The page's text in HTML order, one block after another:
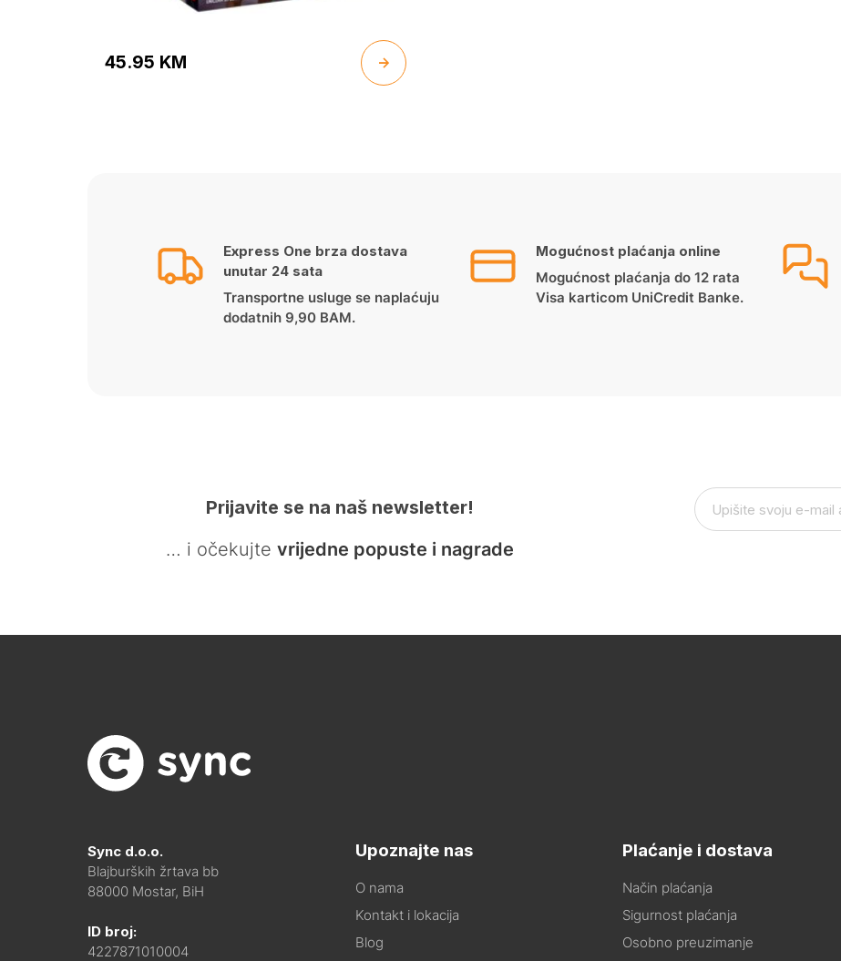
45.95 KM
Express One brza dostava
unutar 24 sata
Transportne usluge se naplaćuju
dodatnih 9,90 BAM.
Mogućnost plaćanja online
Mogućnost plaćanja do 12 rata
Visa karticom UniCredit Banke.
Prijavite se na naš newsletter!
… i očekujte vrijedne popuste i nagrade
Sync d.o.o.
Blajburških žrtava bb
88000 Mostar, BiH
ID broj:
4227871010004
Upoznajte nas
O nama
Kontakt i lokacija
Blog
Plaćanje i dostava
Način plaćanja
Sigurnost plaćanja
Osobno preuzimanje